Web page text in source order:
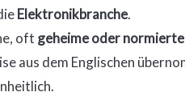
Elektronikbranche.
oft geheime oder normierte
aus dem Englischen